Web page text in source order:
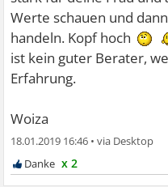
Werte schauen und
handeln. Kopf hoch
ist kein guter Berater,
Erfahrung.
Woiza
18.01.2019 16:46 •
x 2